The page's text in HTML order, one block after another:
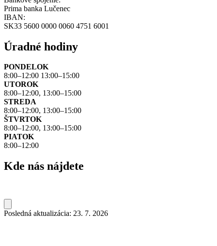
Prima banka Lučenec
IBAN:
SK33 5600 0000 0060 4751 6001
Úradné hodiny
PONDELOK
8:00–12:00 13:00–15:00
UTOROK
8:00–12:00, 13:00–15:00
STREDA
8:00–12:00, 13:00–15:00
ŠTVRTOK
8:00–12:00, 13:00–15:00
PIATOK
8:00–12:00
Kde nás nájdete
Posledná aktualizácia: 23. 7. 2026